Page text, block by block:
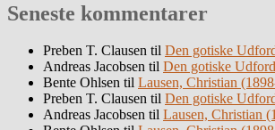
Seneste kommentarer
Preben T. Clausen til Den gotiske
Andreas Jacobsen til Den gotiske
Bente Ohlsen til Lausen, Christian
Preben T. Clausen til Den gotiske
Andreas Jacobsen til Lausen, Christian